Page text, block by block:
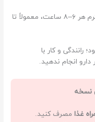
۵۰۰ میلی‌گرم هر ۶–۸ ساعت، معمولاً تا
رانندگی و کار با
دارو انجام ندهید.
نسخه
غذا مصرف کنید.